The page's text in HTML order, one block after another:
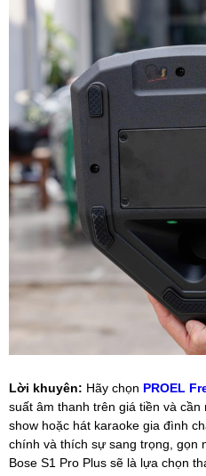
Lời khuyên: Hãy chọn PROEL
suất âm thanh trên giá tiền và
show hoặc hát karaoke gia đình
chính và thích sự sang trọng, gọn
Bose S1 Pro Plus sẽ là lựa chọn